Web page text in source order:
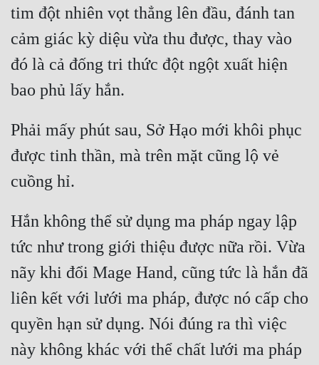
tim đột nhiên vọt thẳng lên đầu, đánh tan
cảm giác kỳ diệu vừa thu được, thay vào
đó là cả đống tri thức đột ngột xuất hiện
Phải mấy phút sau, Sở Hạo mới khôi phục
được tinh thần, mà trên mặt cũng lộ vẻ
Hắn không thể sử dụng ma pháp ngay lập
tức như trong giới thiệu được nữa rồi. Vừa
nãy khi đổi Mage Hand, cũng tức là hắn đã
liên kết với lưới ma pháp, được nó cấp cho
quyền hạn sử dụng. Nói đúng ra thì việc
này không khác với thể chất lưới ma pháp